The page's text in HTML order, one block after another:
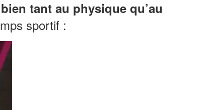
tant au physique qu’au
sportif :